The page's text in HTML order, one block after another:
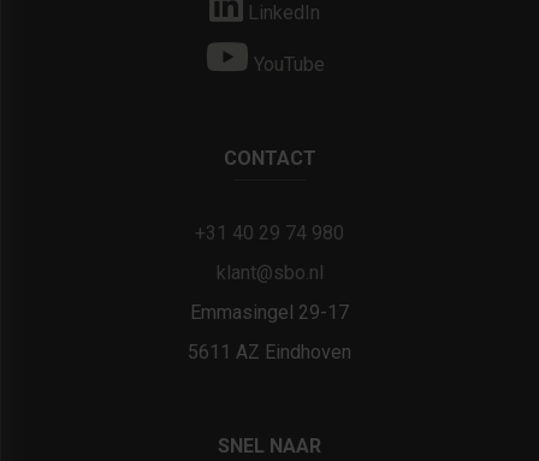
LinkedIn
YouTube
CONTACT
+31 40 29 74 980
klant@sbo.nl
Emmasingel 29-17
5611 AZ Eindhoven
SNEL NAAR